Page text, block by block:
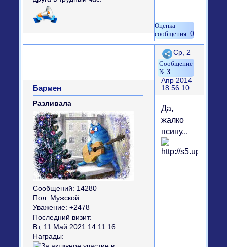
0
Поделиться
3
Ср, 2
Апр 2014
18:56:10
Бармен
Разливала
Сообщений: 14280
Пол: Мужской
Уважение: +2478
Последний визит:
Вт, 11 Май 2021 14:11:16
Награды:
Да,
жалко
псину...